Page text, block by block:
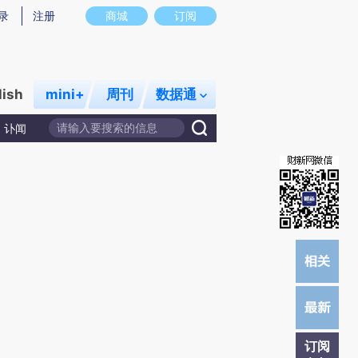
商城 订阅
注册
mini+ 周刊 数据通
讣闻
订阅